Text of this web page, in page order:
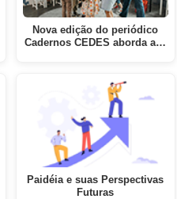
Nova edição do periódico
Cadernos CEDES aborda a…
Paidéia e suas Perspectivas
Futuras